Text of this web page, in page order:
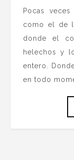
Pocas
como el de
donde el
helechos y
entero.
en todo